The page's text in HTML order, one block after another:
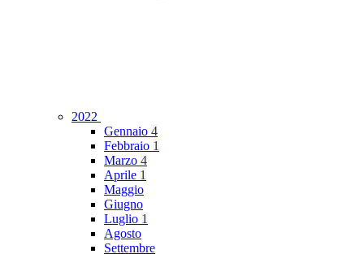
2022
Gennaio 4
Febbraio 1
Marzo 4
Aprile 1
Maggio
Giugno
Luglio 1
Agosto
Settembre